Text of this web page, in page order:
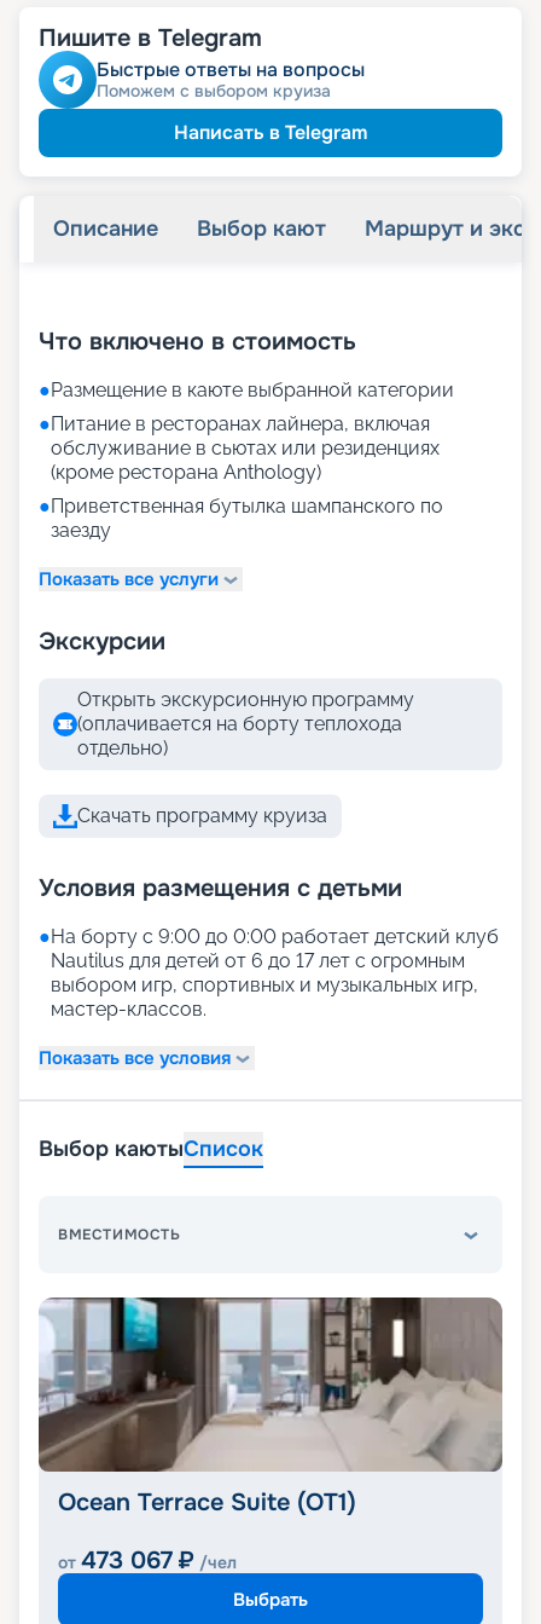
Пишите в Telegram
Быстрые ответы на вопросы
Поможем с выбором круиза
Написать в Telegram
Описание Выбор кают Маршрут и
Что включено в стоимость
●Размещение в каюте выбранной категории
●Питание в ресторанах лайнера, включая
обслуживание в сьютах или резиденциях
(кроме ресторана Anthology)
●Приветственная бутылка шампанского по
заезду
Показать все услуги
Экскурсии
Открыть экскурсионную программу
(оплачивается на борту теплохода
отдельно)
Скачать программу круиза
Условия размещения с детьми
●На борту с 9:00 до 0:00 работает детский клуб
Nautilus для детей от 6 до 17 лет с огромным
выбором игр, спортивных и музыкальных игр,
мастер-классов.
Показать все условия
Выбор каютыСписок
ВМЕСТИМОСТЬ
Ocean Terrace Suite (OT1)
от 473 067 ₽ /чел
Выбрать